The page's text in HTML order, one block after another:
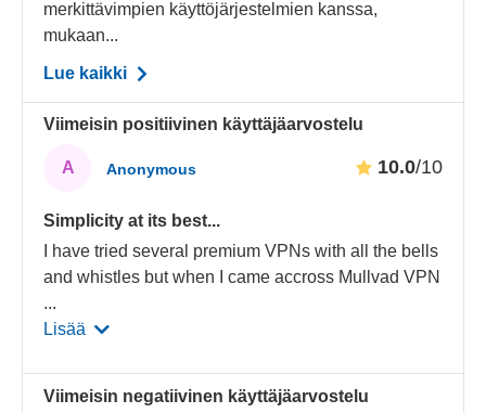
merkittävimpien käyttöjärjestelmien kanssa,
mukaan...
Lue kaikki
Viimeisin positiivinen käyttäjäarvostelu
A Anonymous 10.0/10
Simplicity at its best...
I have tried several premium VPNs with all the bells
and whistles but when I came accross Mullvad VPN
...
Lisää
Viimeisin negatiivinen käyttäjäarvostelu